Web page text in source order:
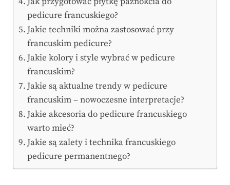
pedicure francuskiego?
Jakie techniki można zastosować przy
francuskim pedicure?
Jakie kolory i style wybrać w pedicure
francuskim?
Jakie są aktualne trendy w pedicure
francuskim – nowoczesne interpretacje?
Jakie akcesoria do pedicure francuskiego
warto mieć?
Jakie są zalety i technika francuskiego
pedicure permanentnego?